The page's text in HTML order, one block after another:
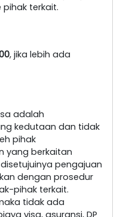
terkait.
, jika lebih ada
adalah
kedutaan dan tidak
pihak
yang berkaitan
pengajuan
dengan prosedur
pihak terkait.
tidak ada
visa, asuransi, DP